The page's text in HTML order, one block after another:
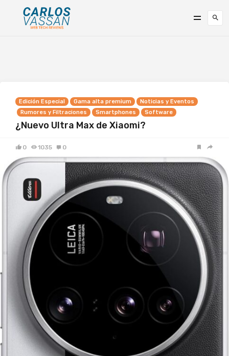
Edición Especial Gama alta premium
Noticias y Eventos
Rumores y Filtraciones
Smartphones Software
¿Nuevo Ultra Max de Xiaomi?
0 1035 0